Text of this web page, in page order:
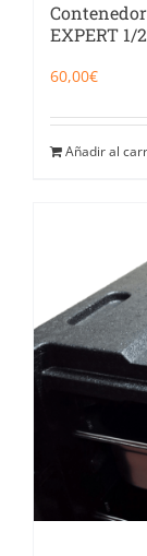
EXPERT 1/
60,00€
Añadir al